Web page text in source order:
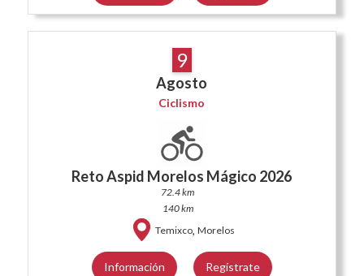
9
Agosto
Ciclismo
Reto Aspid Morelos Mágico 2026
72.4 km
140 km
Temixco, Morelos
Información Regístrate